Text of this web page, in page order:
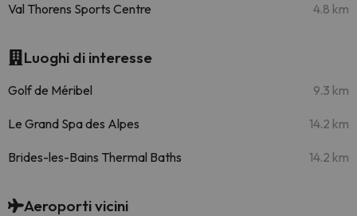
Val Thorens Sports Centre 4.8 km
Luoghi di interesse
Golf de Méribel 9.3 km
Le Grand Spa des Alpes 14.2 km
Brides-les-Bains Thermal Baths 14.2 km
Aeroporti vicini